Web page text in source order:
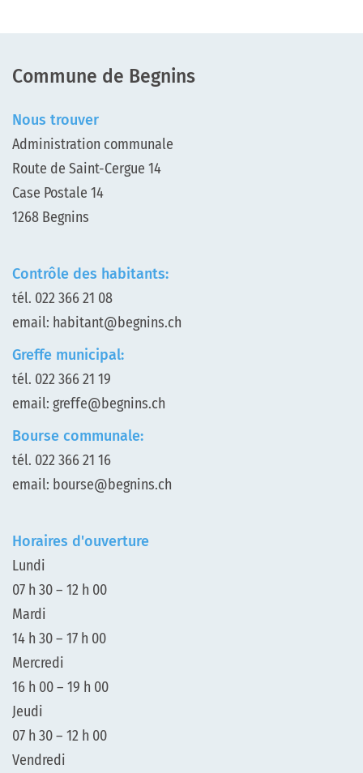
Commune de Begnins
Nous trouver
Administration communale
Route de Saint-Cergue 14
Case Postale 14
1268 Begnins
Contrôle des habitants:
tél. 022 366 21 08
email: habitant@begnins.ch
Greffe municipal:
tél. 022 366 21 19
email: greffe@begnins.ch
Bourse communale:
tél. 022 366 21 16
email: bourse@begnins.ch
Horaires d'ouverture
Lundi
07 h 30 – 12 h 00
Mardi
14 h 30 – 17 h 00
Mercredi
16 h 00 – 19 h 00
Jeudi
07 h 30 – 12 h 00
Vendredi